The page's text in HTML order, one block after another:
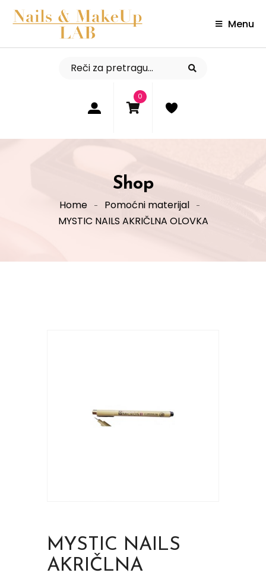
Menu
0
Shop
Home
Pomoćni materijal
MYSTIC NAILS AKRIČLNA OLOVKA
MYSTIC NAILS
AKRIČLNA